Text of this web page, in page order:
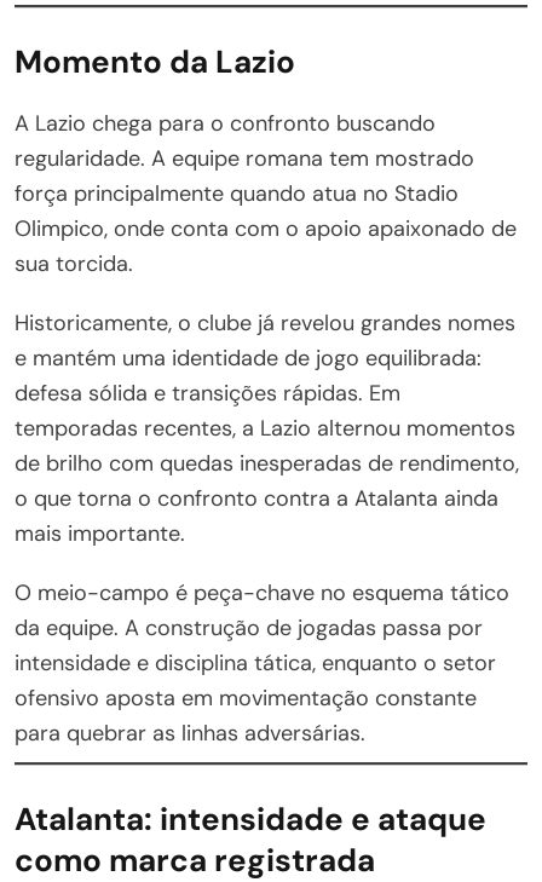
Momento da Lazio
A Lazio chega para o confronto buscando
regularidade. A equipe romana tem mostrado
força principalmente quando atua no Stadio
Olimpico, onde conta com o apoio apaixonado de
sua torcida.
Historicamente, o clube já revelou grandes nomes
e mantém uma identidade de jogo equilibrada:
defesa sólida e transições rápidas. Em
temporadas recentes, a Lazio alternou momentos
de brilho com quedas inesperadas de rendimento,
o que torna o confronto contra a Atalanta ainda
mais importante.
O meio-campo é peça-chave no esquema tático
da equipe. A construção de jogadas passa por
intensidade e disciplina tática, enquanto o setor
ofensivo aposta em movimentação constante
para quebrar as linhas adversárias.
Atalanta: intensidade e ataque
como marca registrada